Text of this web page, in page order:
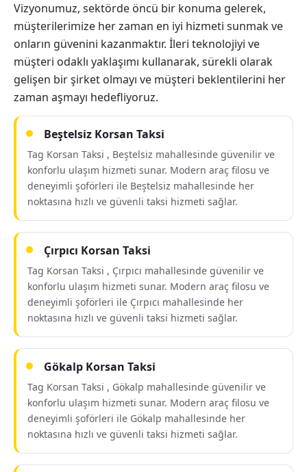
Vizyonumuz, sektörde öncü bir konuma gelerek,
müşterilerimize her zaman en iyi hizmeti sunmak ve
onların güvenini kazanmaktır. İleri teknolojiyi ve
müşteri odaklı yaklaşımı kullanarak, sürekli olarak
gelişen bir şirket olmayı ve müşteri beklentilerini her
zaman aşmayı hedefliyoruz.
Beştelsiz Korsan Taksi
Tag Korsan Taksi , Beştelsiz mahallesinde güvenilir ve
konforlu ulaşım hizmeti sunar. Modern araç filosu ve
deneyimli şoförleri ile Beştelsiz mahallesinde her
noktasına hızlı ve güvenli taksi hizmeti sağlar.
Çırpıcı Korsan Taksi
Tag Korsan Taksi , Çırpıcı mahallesinde güvenilir ve
konforlu ulaşım hizmeti sunar. Modern araç filosu ve
deneyimli şoförleri ile Çırpıcı mahallesinde her
noktasına hızlı ve güvenli taksi hizmeti sağlar.
Gökalp Korsan Taksi
Tag Korsan Taksi , Gökalp mahallesinde güvenilir ve
konforlu ulaşım hizmeti sunar. Modern araç filosu ve
deneyimli şoförleri ile Gökalp mahallesinde her
noktasına hızlı ve güvenli taksi hizmeti sağlar.